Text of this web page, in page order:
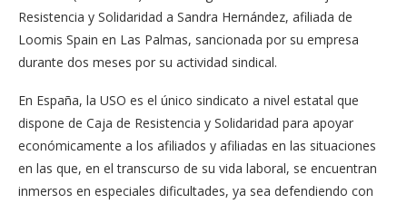
Resistencia y Solidaridad a Sandra Hernández, afiliada de
Loomis Spain en Las Palmas, sancionada por su empresa
durante dos meses por su actividad sindical.
En España, la USO es el único sindicato a nivel estatal que
dispone de Caja de Resistencia y Solidaridad para apoyar
económicamente a los afiliados y afiliadas en las situaciones
en las que, en el transcurso de su vida laboral, se encuentran
inmersos en especiales dificultades, ya sea defendiendo con